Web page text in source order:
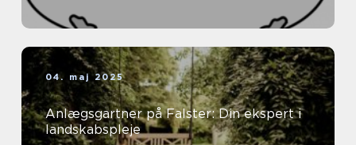
04. maj 2025
Anlægsgartner på Falster: Din ekspert i
landskabspleje